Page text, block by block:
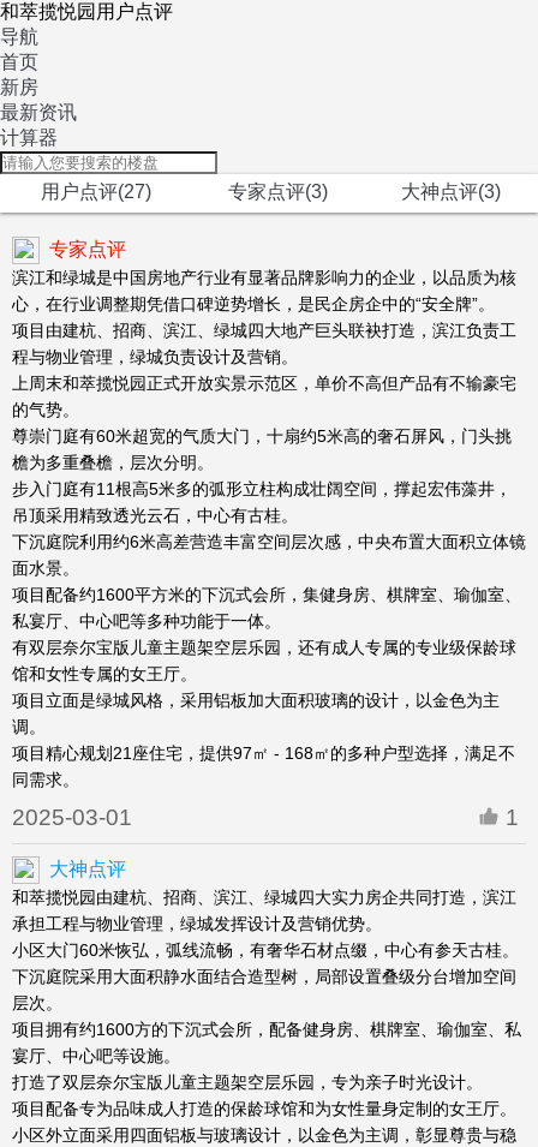
和萃揽悦园用户点评
导航
首页
新房
最新资讯
计算器
用户点评(27) 专家点评(3) 大神点评(3)
专家点评
滨江和绿城是中国房地产行业有显著品牌影响力的企业，以品质为核
心，在行业调整期凭借口碑逆势增长，是民企房企中的“安全牌”。
项目由建杭、招商、滨江、绿城四大地产巨头联袂打造，滨江负责工
程与物业管理，绿城负责设计及营销。
上周末和萃揽悦园正式开放实景示范区，单价不高但产品有不输豪宅
的气势。
尊崇门庭有60米超宽的气质大门，十扇约5米高的奢石屏风，门头挑
檐为多重叠檐，层次分明。
步入门庭有11根高5米多的弧形立柱构成壮阔空间，撑起宏伟藻井，
吊顶采用精致透光云石，中心有古桂。
下沉庭院利用约6米高差营造丰富空间层次感，中央布置大面积立体镜
面水景。
项目配备约1600平方米的下沉式会所，集健身房、棋牌室、瑜伽室、
私宴厅、中心吧等多种功能于一体。
有双层奈尔宝版儿童主题架空层乐园，还有成人专属的专业级保龄球
馆和女性专属的女王厅。
项目立面是绿城风格，采用铝板加大面积玻璃的设计，以金色为主
调。
项目精心规划21座住宅，提供97㎡ - 168㎡的多种户型选择，满足不
同需求。
2025-03-01 1
大神点评
和萃揽悦园由建杭、招商、滨江、绿城四大实力房企共同打造，滨江
承担工程与物业管理，绿城发挥设计及营销优势。
小区大门60米恢弘，弧线流畅，有奢华石材点缀，中心有参天古桂。
下沉庭院采用大面积静水面结合造型树，局部设置叠级分台增加空间
层次。
项目拥有约1600方的下沉式会所，配备健身房、棋牌室、瑜伽室、私
宴厅、中心吧等设施。
打造了双层奈尔宝版儿童主题架空层乐园，专为亲子时光设计。
项目配备专为品味成人打造的保龄球馆和为女性量身定制的女王厅。
小区外立面采用四面铝板与玻璃设计，以金色为主调，彰显尊贵与稳